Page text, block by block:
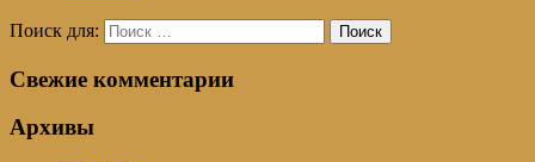
Поиск для: Поиск
Свежие комментарии
Архивы